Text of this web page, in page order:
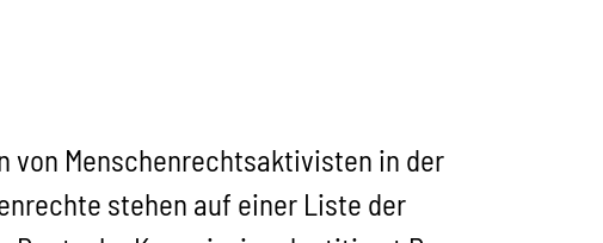
Menschenrechtsaktivisten in der
stehen auf einer Liste der